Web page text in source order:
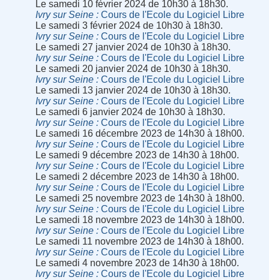
Le samedi 10 février 2024 de 10h30 à 18h30.
Ivry sur Seine
Cours de l'Ecole du Logiciel Libre
Le samedi 3 février 2024 de 10h30 à 18h30.
Ivry sur Seine
Cours de l'Ecole du Logiciel Libre
Le samedi 27 janvier 2024 de 10h30 à 18h30.
Ivry sur Seine
Cours de l'Ecole du Logiciel Libre
Le samedi 20 janvier 2024 de 10h30 à 18h30.
Ivry sur Seine
Cours de l'Ecole du Logiciel Libre
Le samedi 13 janvier 2024 de 10h30 à 18h30.
Ivry sur Seine
Cours de l'Ecole du Logiciel Libre
Le samedi 6 janvier 2024 de 10h30 à 18h30.
Ivry sur Seine
Cours de l'Ecole du Logiciel Libre
Le samedi 16 décembre 2023 de 14h30 à 18h00.
Ivry sur Seine
Cours de l'Ecole du Logiciel Libre
Le samedi 9 décembre 2023 de 14h30 à 18h00.
Ivry sur Seine
Cours de l'Ecole du Logiciel Libre
Le samedi 2 décembre 2023 de 14h30 à 18h00.
Ivry sur Seine
Cours de l'Ecole du Logiciel Libre
Le samedi 25 novembre 2023 de 14h30 à 18h00.
Ivry sur Seine
Cours de l'Ecole du Logiciel Libre
Le samedi 18 novembre 2023 de 14h30 à 18h00.
Ivry sur Seine
Cours de l'Ecole du Logiciel Libre
Le samedi 11 novembre 2023 de 14h30 à 18h00.
Ivry sur Seine
Cours de l'Ecole du Logiciel Libre
Le samedi 4 novembre 2023 de 14h30 à 18h00.
Ivry sur Seine
Cours de l'Ecole du Logiciel Libre